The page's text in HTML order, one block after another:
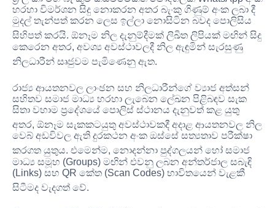
හරහා විමර්ශන සිදු නොකරන අතර බැංකු ගිණුම් අංක ලබා දී
මුදල් තැන්පත් කරන ලෙස ඉල්ලා නොසිටින බවද පොලිසිය
සිහිපත් කරයි. ඕනෑම නිල දැනුම්දීමක් ලිඛිත ලිපියක් මඟින් සිදු
කෙරෙන අතර, අවශ්‍ය අවස්ථාවලදී නිල ඇඳුමින් සැරසුණු
නිලධාරීන් සෘජුවම පැමිණෙනු ඇත.
රාජ්‍ය ආයතනවල ලාංඡන සහ නිලධාරීන්ගේ ව්‍යාජ අත්සන්
සහිතව සමාජ මාධ්‍ය හරහා ලැබෙන ලේඛන පිළිබඳව සැක
සිතා වහාම ප්‍රදේශයේ පොලිස් ස්ථානය දැනුවත් කළ යුතු
අතර, ඕනෑම සැකකටයුතු අවස්ථාවකදී අදාළ ආයතනවල නිල
වෙබ් අඩවිවල ඇති දුරකථන අංක ඔස්සේ සත්‍යතාව පරීක්ෂා
කරගත යුතුය. එමෙන්ම, නොදන්නා පුද්ගලයන් හෝ සමාජ
මාධ්‍ය සමූහ (Groups) මඟින් එවනු ලබන අන්තර්ජාල සබැඳි
(Links) සහ QR කේත (Scan Codes) භාවිතයෙන් වැළකී
සිටීමද වැදගත් වේ.